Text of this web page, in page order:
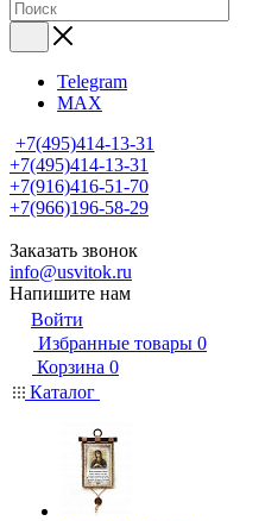
Telegram
MAX
+7(495)414-13-31
+7(495)414-13-31
+7(916)416-51-70
+7(966)196-58-29
Заказать звонок
info@usvitok.ru
Напишите нам
Войти
Избранные товары 0
Корзина 0
Каталог